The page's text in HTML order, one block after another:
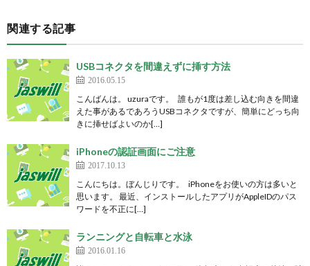
関連する記事
USBコネクタを間違えずに挿す方法
2016.05.15
こんばんは。 uzuraです。 誰もが1度は差し込む向きを間違
えた事があるであろうUSBコネクタですが、簡単にどっち向
きに挿せばよいのか[…]
iPhoneの認証画面にご注意
2017.10.13
こんにちは。ぼんじりです。 iPhoneをお使いの方は多いと
思います。 最近、インストールしたアプリがAppleIDのパス
ワードを不正に[…]
ランニングと自転車と水泳
2016.01.16